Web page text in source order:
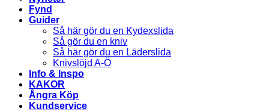
Fynd
Guider
Så här gör du en Kydexslida
Så gör du en kniv
Så här gör du en Läderslida
Knivslöjd A-Ö
Info & Inspo
KAKOR
Ångra Köp
Kundservice